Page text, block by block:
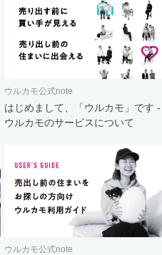
ウルカモ公式note
はじめまして、「ウルカモ」です -
ウルカモのサービスについて
ウルカモ公式note